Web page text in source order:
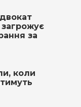
за
коли